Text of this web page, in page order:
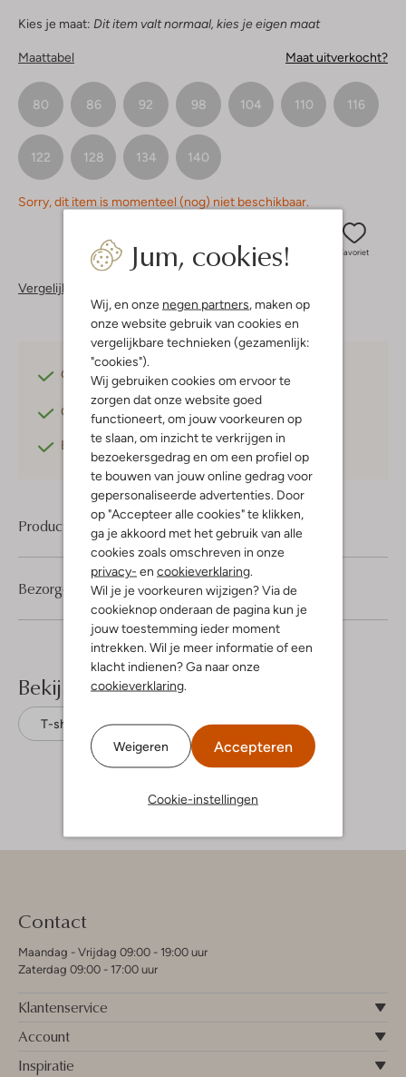
Jum, cookies!
Wij, en onze negen partners, maken op
onze website gebruik van cookies en
vergelijkbare technieken (gezamenlijk:
"cookies").
Wij gebruiken cookies om ervoor te
zorgen dat onze website goed
functioneert, om jouw voorkeuren op
te slaan, om inzicht te verkrijgen in
bezoekersgedrag en om een profiel op
te bouwen van jouw online gedrag voor
gepersonaliseerde advertenties. Door
op "Accepteer alle cookies" te klikken,
ga je akkoord met het gebruik van alle
cookies zoals omschreven in onze
privacy- en cookieverklaring.
Wil je je voorkeuren wijzigen? Via de
cookieknop onderaan de pagina kun je
jouw toestemming ieder moment
intrekken. Wil je meer informatie of een
klacht indienen? Ga naar onze
cookieverklaring.
Weigeren Accepteren
Cookie-instellingen
Kies je maat: Dit item valt normaal, kies je eigen maat
Maattabel Maat uitverkocht?
80 86 92 98 104 110 116
122 128 134 140
Sorry, dit item is momenteel (nog) niet beschikbaar.
Favoriet
Vergelijkbare items
Gratis verzending vanaf €75,-
Gratis retourneren binnen 30 dagen*
Betaal achterafmet Klarna
Product informatie
Bezorgen & retourneren
Bekijk meer
T-shirts Koko Noko
Contact
Maandag - Vrijdag 09:00 - 19:00 uur
Zaterdag 09:00 - 17:00 uur
Klantenservice
Account
Inspiratie